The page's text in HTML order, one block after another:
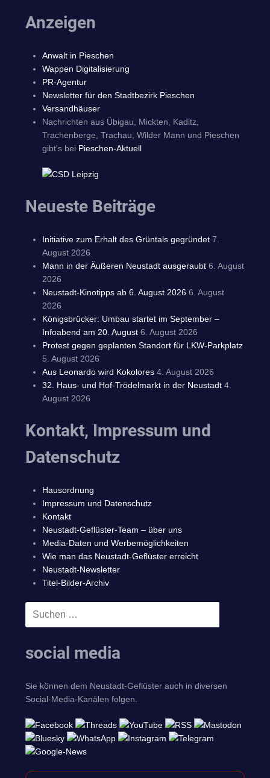
Anzeigen
Anwalt in Pieschen
Wappen Digitalisierung
PR-Agentur
Newsletter für den Stadtbezirk Pieschen
Versandhäuser
Nachrichten aus Übigau, Mickten, Kaditz,
Trachenberge, Trachau, Wilder Mann und Pieschen
gibt's bei Pieschen-Aktuell
Neueste Beiträge
Initiative zum Erhalt des Grüntals gegründet 7.
August 2026
Mann in der Äußeren Neustadt ausgeraubt 6. August
2026
Neustadt-Kinotipps ab 6. August 2026 6. August
2026
Königsbrücker: Umbau startet im September –
Infoabend am 20. August 6. August 2026
Protest gegen geplanten Standort für LKW-Parkplatz
5. August 2026
Aus Leonardo wird Kokolores 4. August 2026
32. Haus- und Hof-Trödelmarkt in der Neustadt 4.
August 2026
Kontakt, Impressum und
Datenschutz
Hausordnung
Impressum und Datenschutz
Kontakt
Neustadt-Geflüster-Team – über uns
Media-Daten und Werbemöglichkeiten
Wie man das Neustadt-Geflüster erreicht
Neustadt-Newsletter
Titel-Bilder-Archiv
Suchen
social media
Sie können dem Neustadt-Geflüster auch in diversen
Social-Media-Kanälen folgen.